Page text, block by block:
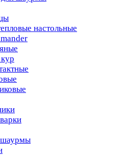
настольные